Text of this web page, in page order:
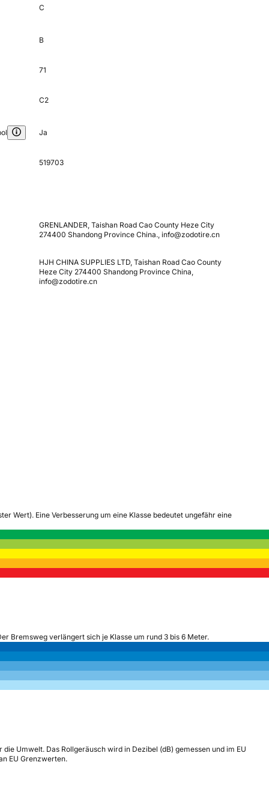
C
B
71
C2
Ja
519703
GRENLANDER, Taishan Road Cao County Heze City
274400 Shandong Province China., info@zodotire.cn
HJH CHINA SUPPLIES LTD, Taishan Road Cao County
Heze City 274400 Shandong Province China,
info@zodotire.cn
Wert). Eine Verbesserung um eine Klasse bedeutet ungefähr eine
Bremsweg verlängert sich je Klasse um rund 3 bis 6 Meter.
Umwelt. Das Rollgeräusch wird in Dezibel (dB) gemessen und im EU
EU Grenzwerten.